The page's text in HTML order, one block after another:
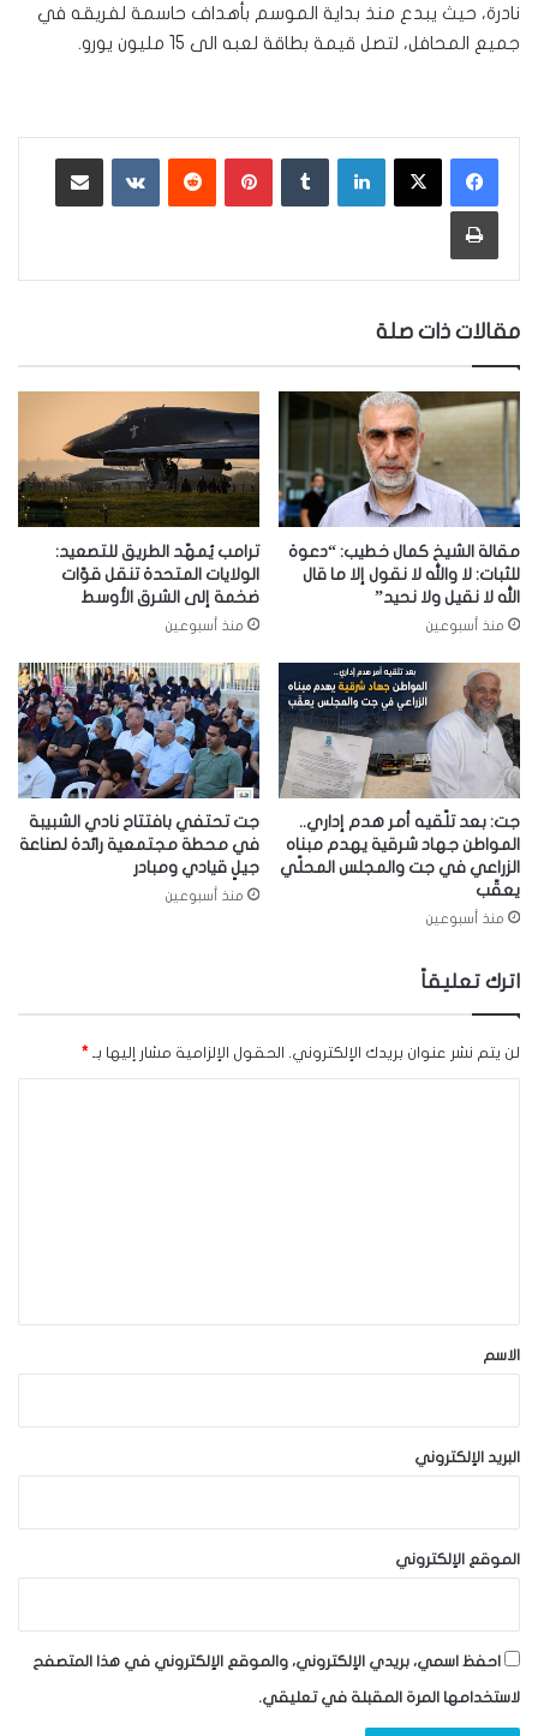
نادرة، حيث يبدع منذ بداية الموسم بأهداف حاسمة لفريقه في
جميع المحافل، لتصل قيمة بطاقة لعبه الى 15 مليون يورو.
لينكدإن بينتيريست ‏VKontakte
طباعة
مقالات ذات صلة
مقالة الشيخ كمال خطيب: “دعوة
للثبات: لا والله لا نقول إلا ما قال
الله لا نقيل ولا نحيد”
منذ أسبوعين
ترامب يُمهّد الطريق للتصعيد:
الولايات المتحدة تنقل قوّات
ضخمة إلى الشرق الأوسط
منذ أسبوعين
جت: بعد تلّقيه أمر هدم إداري..
المواطن جهاد شرقية يهدم مبناه
الزراعي في جت والمجلس المحلّي
يعقّب
منذ أسبوعين
جت تحتفي بافتتاح نادي الشبيبة
في محطة مجتمعية رائدة لصناعة
جيلٍ قيادي ومبادر
منذ أسبوعين
اترك تعليقاً
لن يتم نشر عنوان بريدك الإلكتروني. الحقول الإلزامية مشار إليها بـ *
*الاسم
البريد الإلكتروني
الموقع الإلكتروني
احفظ اسمي، بريدي الإلكتروني، والموقع الإلكتروني في هذا المتصفح
لاستخدامها المرة المقبلة في تعليقي.